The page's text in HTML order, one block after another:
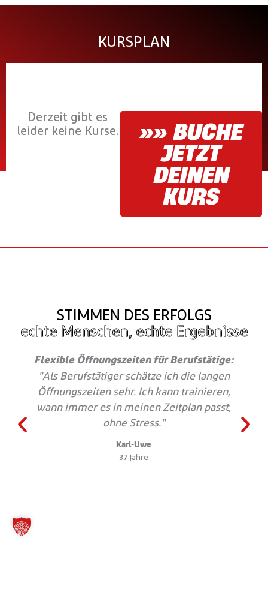
KURSPLAN
Derzeit gibt es
leider keine Kurse.
»» BUCHE
JETZT
DEINEN
KURS
STIMMEN DES ERFOLGS
echte Menschen, echte Ergebnisse
Flexible Öffnungszeiten für Berufstätige:
"Als Berufstätiger schätze ich die langen
Öffnungszeiten sehr. Ich kann trainieren,
wann immer es in meinen Zeitplan passt,
ohne Stress."
Karl-Uwe
37 Jahre